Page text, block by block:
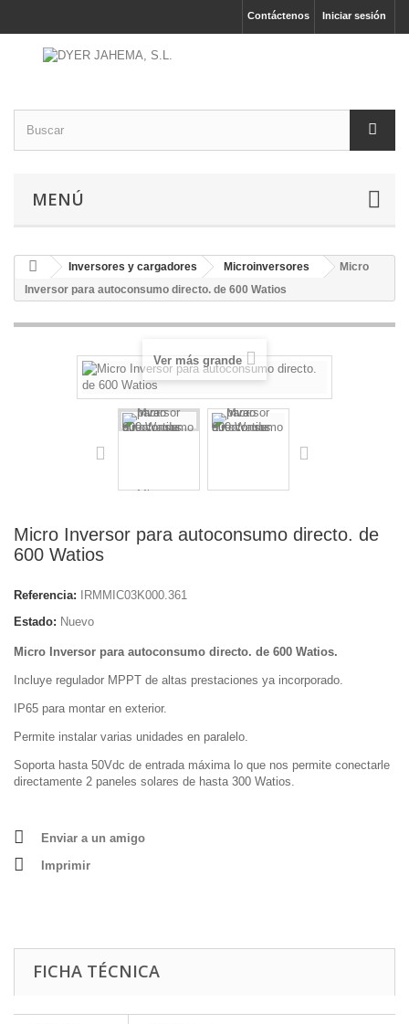
Iniciar sesión
Contáctenos
MENÚ
Inversores y cargadores Microinversores
Micro
Inversor para autoconsumo directo. de 600 Watios
Ver más grande
Micro Inversor para autoconsumo directo. de
600 Watios
Referencia:
IRMMIC03K000.361
Estado: Nuevo
Micro Inversor para autoconsumo directo. de 600 Watios.
Incluye regulador MPPT de altas prestaciones ya incorporado.
IP65 para montar en exterior.
Permite instalar varias unidades en paralelo.
Soporta hasta 50Vdc de entrada máxima lo que nos permite conectarle
directamente 2 paneles solares de hasta 300 Watios.
Enviar a un amigo
Imprimir
FICHA TÉCNICA